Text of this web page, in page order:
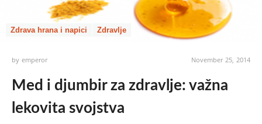
Zdrava hrana i napici Zdravlje
byemperor November 25, 2014
Med i djumbir za zdravlje: važna
lekovita svojstva